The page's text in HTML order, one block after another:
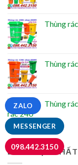
Thùng
Thùng
Thùng
BÁN CHẠY NHẤT
MESSENGER
ZALO
098.442.3150